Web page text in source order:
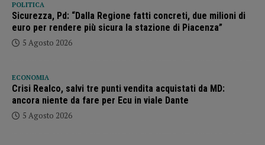
POLITICA
Sicurezza, Pd: “Dalla Regione fatti concreti, due milioni di
euro per rendere più sicura la stazione di Piacenza”
5 Agosto 2026
ECONOMIA
Crisi Realco, salvi tre punti vendita acquistati da MD:
ancora niente da fare per Ecu in viale Dante
5 Agosto 2026